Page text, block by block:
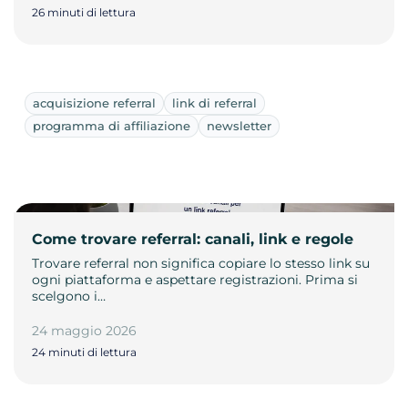
26 minuti di lettura
acquisizione referral
link di referral
programma di affiliazione
newsletter
Come trovare referral: canali, link e regole
Trovare referral non significa copiare lo stesso link su
ogni piattaforma e aspettare registrazioni. Prima si
scelgono i…
24 maggio 2026
24 minuti di lettura